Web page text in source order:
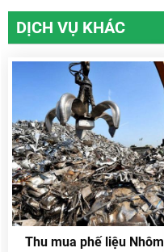
DỊCH VỤ KHÁC
Thu mua phế liệu Nhôm